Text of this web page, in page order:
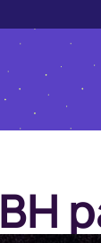
BH